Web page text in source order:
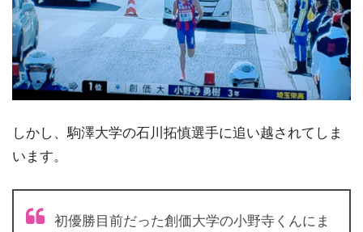
しかし、駒澤大学の石川拓慎選手に追い越されてしま
います。
初優勝目前だった創価大学の小野寺くんにま